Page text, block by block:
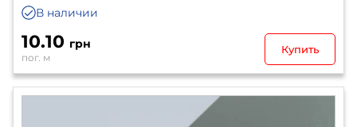
В наличии
10.10 грн
пог. м
Купить